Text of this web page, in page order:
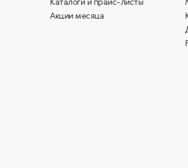
Акции месяца